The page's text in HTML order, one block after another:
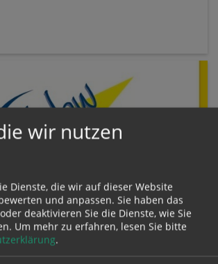
Bildungswerk
(KBW) möchte
wir nutzen
Dienste, die wir auf dieser Website
und anpassen. Sie haben das
deaktivieren Sie die Dienste, wie Sie
Um mehr zu erfahren, lesen Sie bitte
.